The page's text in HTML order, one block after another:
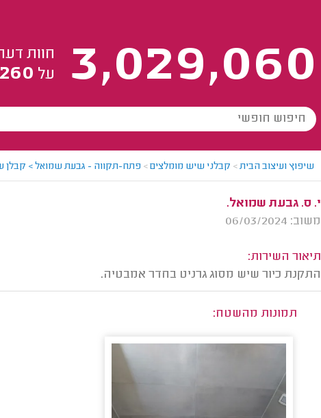
3,029,060
חוות
על
שיפוץ ועיצוב הבית> קבלני שיש מומלצים> פתח-תקווה - גבעת שמואל > קבלן
י. ס. גבעת שמואל.
משוב: 06/03/2024
תיאור השירות:
התקנת כיור שיש מסוג גרניט בחדר אמבטיה.
תמונות מהשטח: